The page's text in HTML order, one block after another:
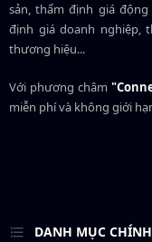
sản, thẩm định giá
định giá doanh nghiệp,
thương hiệu...
Với phương châm
miễn phí và không giới
DANH MỤC CHÍNH